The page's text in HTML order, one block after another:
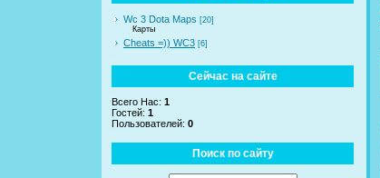
Wc 3 Dota Maps [20]
Карты
Cheats =)) WC3 [6]
Сейчас на сайте
Всего Нас: 1
Гостей: 1
Пользователей: 0
Поиск по сайту